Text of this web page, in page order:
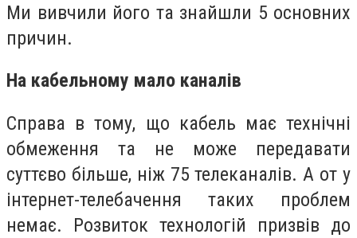
Ми вивчили його та знайшли 5 основних
причин.
На кабельному мало каналів
Справа в тому, що кабель має технічні
обмеження та не може передавати
суттєво більше, ніж 75 телеканалів. А от у
інтернет-телебачення таких проблем
немає. Розвиток технологій призвів до